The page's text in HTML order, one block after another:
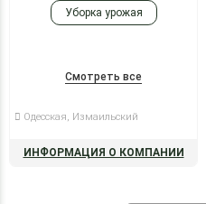
Уборка урожая
Смотреть все
Одесская, Измаильский
ИНФОРМАЦИЯ О КОМПАНИИ